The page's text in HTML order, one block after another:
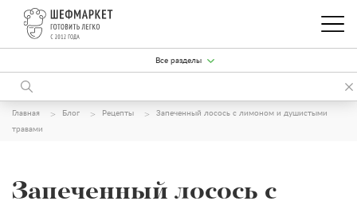
Все разделы
Главная Блог Рецепты
Запеченный лосось с лимоном и душистыми
травами
Запеченный лосось с